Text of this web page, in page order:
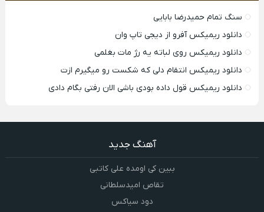
سنگ تمام حمیدرضا بابایی
دانلود ریمیکس آفرو از ديجی تاپ وان
دانلود ریمیکس روی لباته یه رژ مات بغلمی
دانلود ریمیکس انتقام دلی که شکست رو میگیرم ازت
دانلود ریمیکس قول داده بودی باشی الان رفتی بگام دادی
آهنگ جدید
ببین کی اومده علی کاتبی
تقاص امیدسلطانی
دود سیاکس